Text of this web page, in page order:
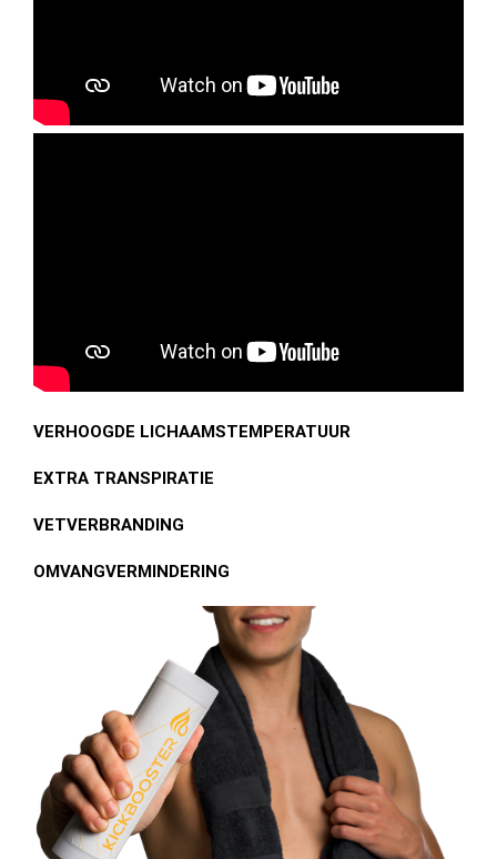
VERHOOGDE LICHAAMSTEMPERATUUR
EXTRA TRANSPIRATIE
VETVERBRANDING
OMVANGVERMINDERING